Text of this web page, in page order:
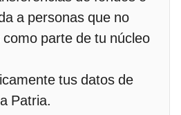
a personas que no
parte de tu núcleo
tus datos de
Patria.